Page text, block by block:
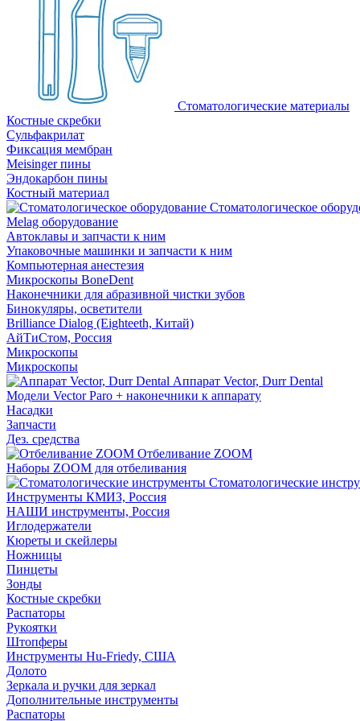
Стоматологические материалы
Костные скребки
Сульфакрилат
Фиксация мембран
Meisinger пины
Эндокарбон пины
Костный материал
Стоматологическое
Melag оборудование
Автоклавы и запчасти к ним
Упаковочные машинки и запчасти к ним
Компьютерная анестезия
Микроскопы BoneDent
Наконечники для абразивной чистки зубов
Бинокуляры, осветители
Brilliance Dialog (Eighteeth, Китай)
АйТиСтом, Россия
Микроскопы
Микроскопы
Аппарат Vector, Durr Dental
Модели Vector Paro + наконечники к аппарату
Насадки
Запчасти
Дез. средства
Отбеливание ZOOM
Наборы ZOOM для отбеливания
Стоматологические
Инструменты КМИЗ, Россия
НАШИ инструменты, Россия
Иглодержатели
Кюреты и скейлеры
Ножницы
Пинцеты
Зонды
Костные скребки
Распаторы
Рукоятки
Штопферы
Инструменты Hu-Friedy, США
Долото
Зеркала и ручки для зеркал
Дополнительные инструменты
Распаторы